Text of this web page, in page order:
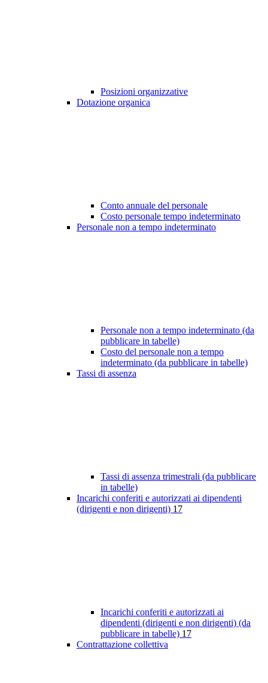
Posizioni organizzative
Dotazione organica
Conto annuale del personale
Costo personale tempo indeterminato
Personale non a tempo indeterminato
Personale non a tempo indeterminato (da
pubblicare in tabelle)
Costo del personale non a tempo
indeterminato (da pubblicare in tabelle)
Tassi di assenza
Tassi di assenza trimestrali (da pubblicare
in tabelle)
Incarichi conferiti e autorizzati ai dipendenti
(dirigenti e non dirigenti) 17
Incarichi conferiti e autorizzati ai
dipendenti (dirigenti e non dirigenti) (da
pubblicare in tabelle) 17
Contrattazione collettiva